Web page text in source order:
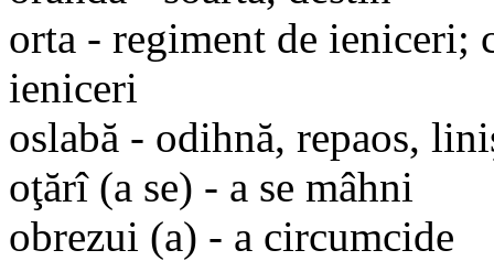
orta - regiment de ieniceri;
ieniceri
oslabă - odihnă, repaos,
oţărî (a se) - a se mâhni
obrezui (a) - a circumcide